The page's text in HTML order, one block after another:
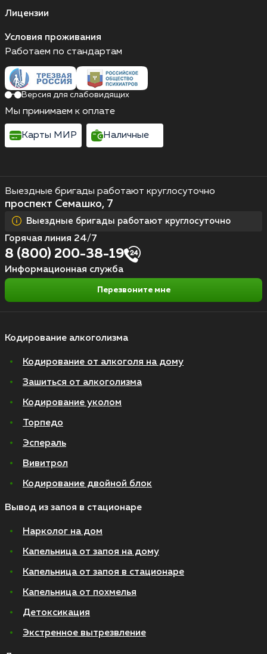
Лицензии
Условия проживания
Кодирование алкоголизма
Кодирование от алкоголя на дому
Зашиться от алкоголизма
Кодирование уколом
Торпедо
Эспераль
Вивитрол
Кодирование двойной блок
Вывод из запоя в стационаре
Нарколог на дом
Капельница от запоя на дому
Капельница от запоя в стационаре
Капельница от похмелья
Детоксикация
Экстренное вытрезвление
Выездные бригады работают круглосуточно
проспект Семашко, 7
Выездные бригады работают круглосуточно
Горячая линия 24/7
8 (800) 200-38-19
Информационная служба
Перезвоните мне
Работаем по стандартам
Версия для слабовидящих
Мы принимаем к оплате
Карты МИР Наличные